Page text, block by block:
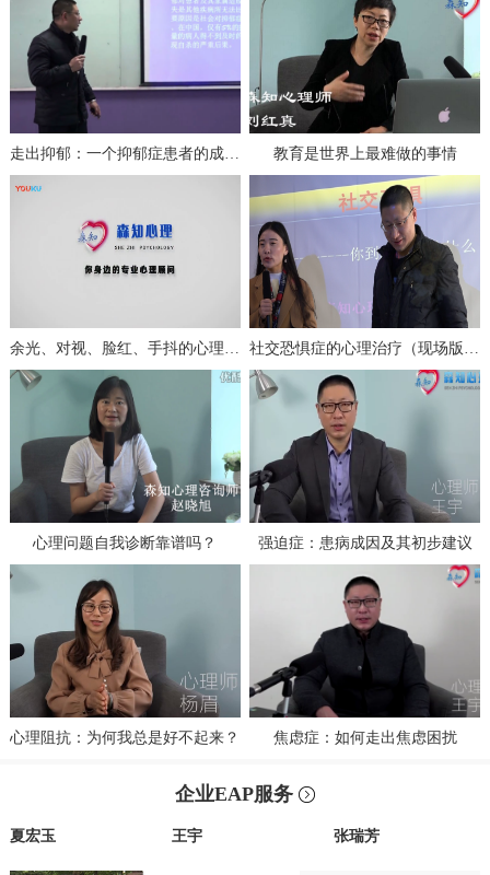
走出抑郁：一个抑郁症患者的成功自救（上） 教育是世界上最难做的事情
余光、对视、脸红、手抖的心理分析与治疗 社交恐惧症的心理治疗（现场版一）
心理问题自我诊断靠谱吗？ 强迫症：患病成因及其初步建议
心理阻抗：为何我总是好不起来？ 焦虑症：如何走出焦虑困扰
企业EAP服务
夏宏玉 王宇 张瑞芳